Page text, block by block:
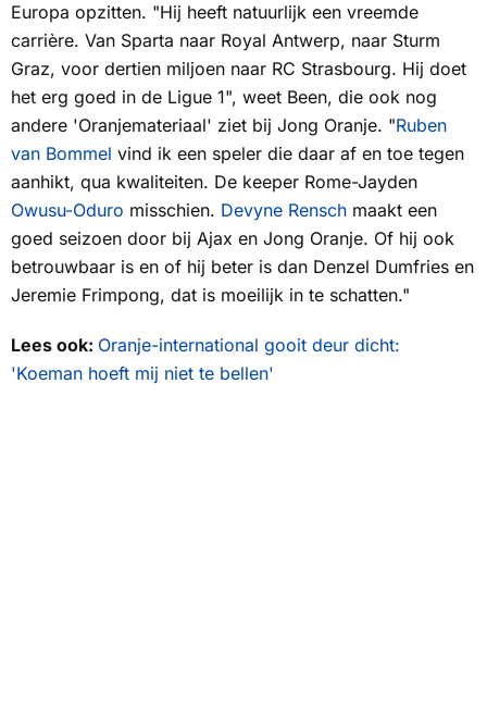
Europa opzitten. "Hij heeft natuurlijk een vreemde
carrière. Van Sparta naar Royal Antwerp, naar Sturm
Graz, voor dertien miljoen naar RC Strasbourg. Hij doet
het erg goed in de Ligue 1", weet Been, die ook nog
andere 'Oranjemateriaal' ziet bij Jong Oranje. "Ruben
van Bommel vind ik een speler die daar af en toe tegen
aanhikt, qua kwaliteiten. De keeper Rome-Jayden
Owusu-Oduro misschien. Devyne Rensch maakt een
goed seizoen door bij Ajax en Jong Oranje. Of hij ook
betrouwbaar is en of hij beter is dan Denzel Dumfries en
Jeremie Frimpong, dat is moeilijk in te schatten."
Lees ook: Oranje-international gooit deur dicht:
'Koeman hoeft mij niet te bellen'